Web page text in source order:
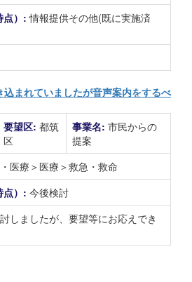
点）:情報提供その他(既に実施済
まれていましたが音声案内をするべ
要望区: 都筑
区
事業名: 市民からの
提案
医療＞医療＞救急・救命
点）: 今後検討
しましたが、要望等にお応えでき